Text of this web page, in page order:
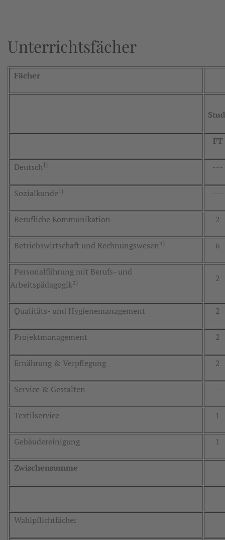
Unterrichtsfächer
Fächer
FT
Deutsch1) ---
Sozialkunde 1) ---
Berufliche Kommunikation 2
Betriebswirtschaft und Rechnungswesen³) 6
Personalführung mit Berufs- und
Arbeitspädagogik³) 2
Qualitäts- und Hygienemanagement 2
Projektmanagement 2
Ernährung & Verpflegung 2
Service & Gestalten ---
Textilservice 1
Gebäudereinigung 1
Zwischensumme
Wahlpflichtfächer